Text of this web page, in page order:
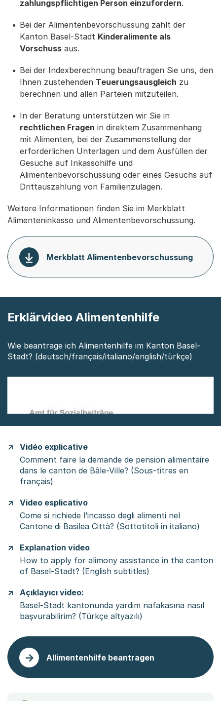
zahlungspflichtigen Person einzufordern.
Bei der Alimentenbevorschussung zahlt der
Kanton Basel-Stadt Kinderalimente als
Vorschuss aus.
Bei der Indexberechnung beauftragen Sie uns, den
Ihnen zustehenden Teuerungsausgleich zu
berechnen und allen Parteien mitzuteilen.
In der Beratung unterstützen wir Sie in
rechtlichen Fragen in direktem Zusammenhang
mit Alimenten, bei der Zusammenstellung der
erforderlichen Unterlagen und dem Ausfüllen der
Gesuche auf Inkassohilfe und
Alimentenbevorschussung oder eines Gesuchs auf
Drittauszahlung von Familienzulagen.
Weitere Informationen finden Sie im Merkblatt
Alimenteninkasso und Alimentenbevorschussung.
Merkblatt Alimentenbevorschussung
Erklärvideo Alimentenhilfe
Wie beantrage ich Alimentenhilfe im Kanton Basel-
Stadt? (deutsch/français/italiano/english/türkçe)
Vidéo explicative
Comment faire la demande de pension alimentaire
dans le canton de Bâle-Ville? (Sous-titres en
français)
Video esplicativo
Come si richiede l’incasso degli alimenti nel
Cantone di Basilea Città? (Sottotitoli in italiano)
Explanation video
How to apply for alimony assistance in the canton
of Basel-Stadt? (English subtitles)
Açıklayıcı video:
Basel-Stadt kantonunda yardim nafakasına nasıl
başvurabilirim? (Türkçe altyazılı)
Allimentenhilfe beantragen